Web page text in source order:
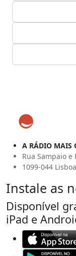
A RÁDIO MAIS
Rua Sampaio e
1099-044 Lisboa
Instale as
Disponível
iPad e